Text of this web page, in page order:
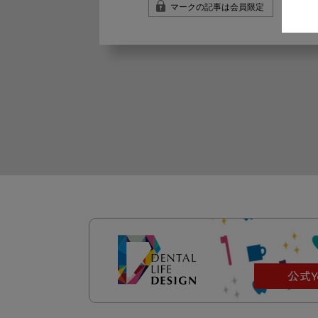
マークの記事は会員限定